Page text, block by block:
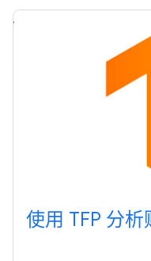
使用 TFP 分